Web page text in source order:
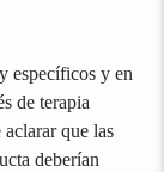
específicos y en
de terapia
que las
deberían